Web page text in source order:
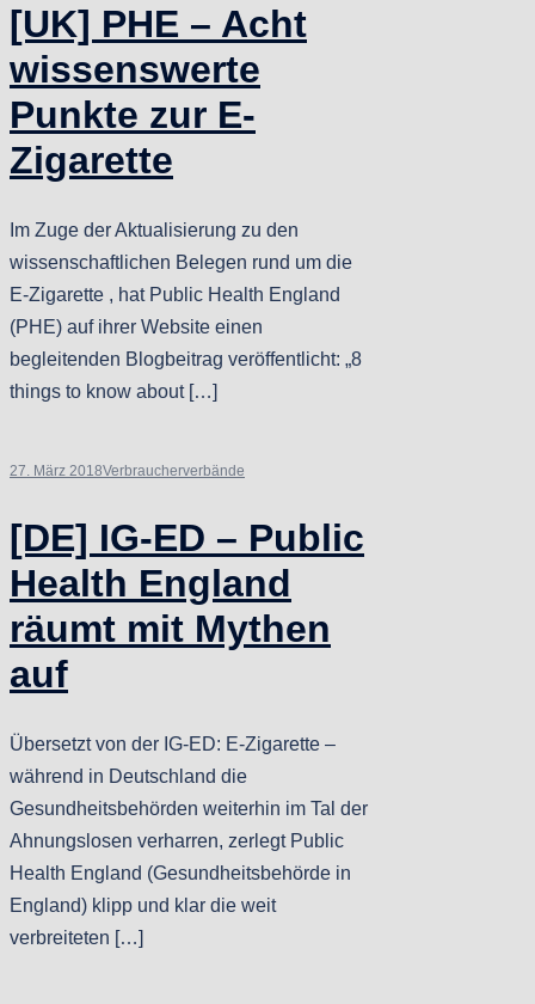
[UK] PHE – Acht
wissenswerte
Punkte zur E-
Zigarette
Im Zuge der Aktualisierung zu den
wissenschaftlichen Belegen rund um die
E-Zigarette , hat Public Health England
(PHE) auf ihrer Website einen
begleitenden Blogbeitrag veröffentlicht: „8
things to know about […]
27. März 2018Verbraucherverbände
[DE] IG-ED – Public
Health England
räumt mit Mythen
auf
Übersetzt von der IG-ED: E-Zigarette –
während in Deutschland die
Gesundheitsbehörden weiterhin im Tal der
Ahnungslosen verharren, zerlegt Public
Health England (Gesundheitsbehörde in
England) klipp und klar die weit
verbreiteten […]